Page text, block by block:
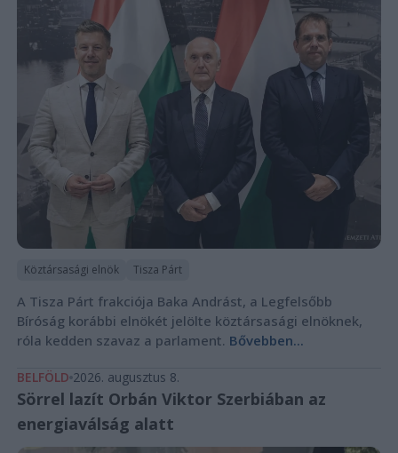
Köztársasági elnök Tisza Párt
A Tisza Párt frakciója Baka Andrást, a Legfelsőbb
Bíróság korábbi elnökét jelölte köztársasági elnöknek,
róla kedden szavaz a parlament. Bővebben...
BELFÖLD 2026. augusztus 8.
Sörrel lazít Orbán Viktor Szerbiában az
energiaválság alatt